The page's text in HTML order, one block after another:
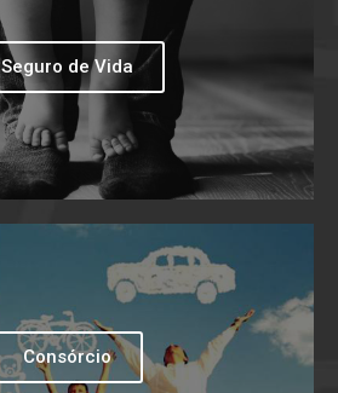
Seguro de Vida
Consórcio